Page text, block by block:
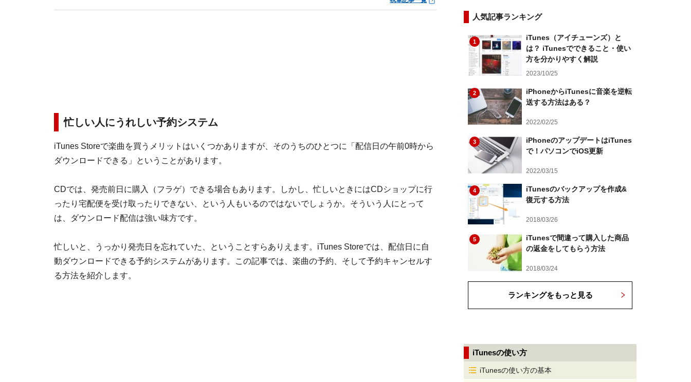
忙しい人にうれしい予約システム
iTunes Storeで楽曲を買うメリットはいくつかありますが、そのうちのひとつに「配信日の午前0時から
ダウンロードできる」ということがあります。
CDでは、発売前日に購入（フラゲ）できる場合もあります。しかし、忙しいときにはCDショップに行
ったり宅配便を受け取ったりできない、という人もいるのではないでしょうか。そういう人にとって
は、ダウンロード配信は強い味方です。
忙しいと、うっかり発売日を忘れていた、ということすらありえます。iTunes Storeでは、配信日に自
動ダウンロードできる予約システムがあります。この記事では、楽曲の予約、そして予約キャンセルす
る方法を紹介します。
人気記事ランキング
1
iTunes（アイチューンズ）と
は？ iTunesでできること・使い
方を分かりやすく解説
2023/10/25
2
iPhoneからiTunesに音楽を逆転
送する方法はある？
2022/02/25
3
iPhoneのアップデートはiTunes
で！パソコンでiOS更新
2022/03/15
4
iTunesのバックアップを作成&
復元する方法
2018/03/26
5
iTunesで間違って購入した商品
の返金をしてもらう方法
2018/03/24
ランキングをもっと見る
iTunesの使い方
iTunesの使い方の基本